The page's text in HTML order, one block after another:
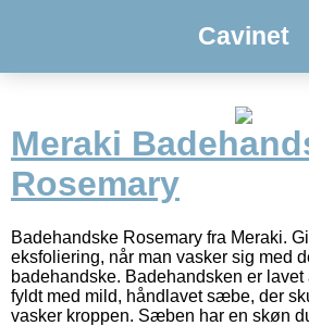
Cavinet
Meraki
Rosemary
Badehandske Rosemary fra Meraki.
eksfoliering, når man vasker sig med
badehandske. Badehandsken er lavet
fyldt med mild, håndlavet sæbe, der
vasker kroppen. Sæben har en skøn